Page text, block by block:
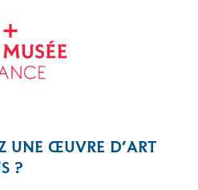
UNE ŒUVRE D’ART
?